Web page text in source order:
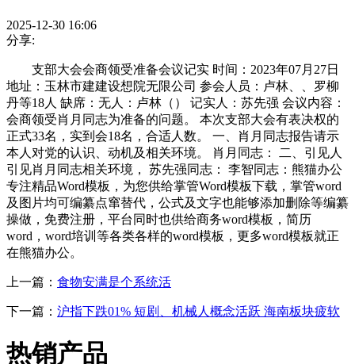
2025-12-30 16:06
分享:
支部大会会商领受准备会议记实 时间：2023年07月27日
地址：玉林市建建设想院无限公司 参会人员：卢林、、罗柳
丹等18人 缺席：无人：卢林（） 记实人：苏先强 会议内容：
会商领受肖月同志为准备的问题。 本次支部大会有表决权的
正式33名，实到会18名，合适人数。 一、肖月同志报告请示
本人对党的认识、动机及相关环境。 肖月同志： 二、引见人
引见肖月同志相关环境， 苏先强同志： 李智同志：熊猫办公
专注精品Word模板，为您供给掌管Word模板下载，掌管word
及图片均可编纂点窜替代，公式及文字也能够添加删除等编纂
操做，免费注册，平台同时也供给商务word模板，简历
word，word培训等各类各样的word模板，更多word模板就正
在熊猫办公。
上一篇： 食物安满是个系统活
下一篇： 沪指下跌01% 短剧、机械人概念活跃 海南板块疲软
热销产品